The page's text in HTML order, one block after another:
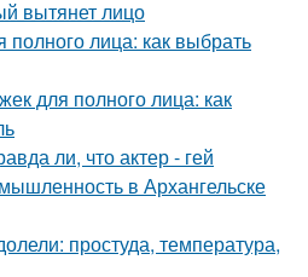
вытянет лицо
полного лица: как выбрать
для полного лица: как
ли, что актер - гей
в Архангельске
простуда, температура,